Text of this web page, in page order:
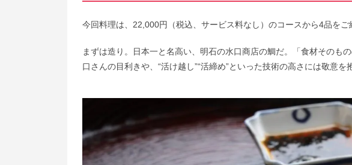
今回料理は、22,000円（税込、サービス料なし）のコースから4品をご
まずは造り。日本一と名高い、明石の水口商店の鯛だ。「食材そのも
口さんの目利きや、“活け越し”“活締め”といった技術の高さには敬意を